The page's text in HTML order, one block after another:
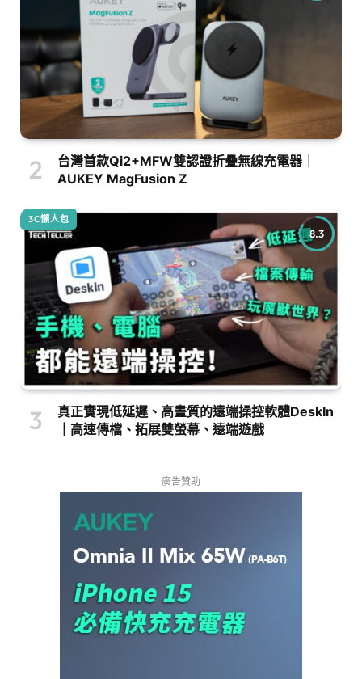
台灣首款Qi2+MFW雙認證折疊無線充電器｜
AUKEY MagFusion Z
8.3
3C懶人包
真正實現低延遲、高畫質的遠端操控軟體DeskIn
｜高速傳檔、拓展雙螢幕、遠端遊戲
廣告贊助